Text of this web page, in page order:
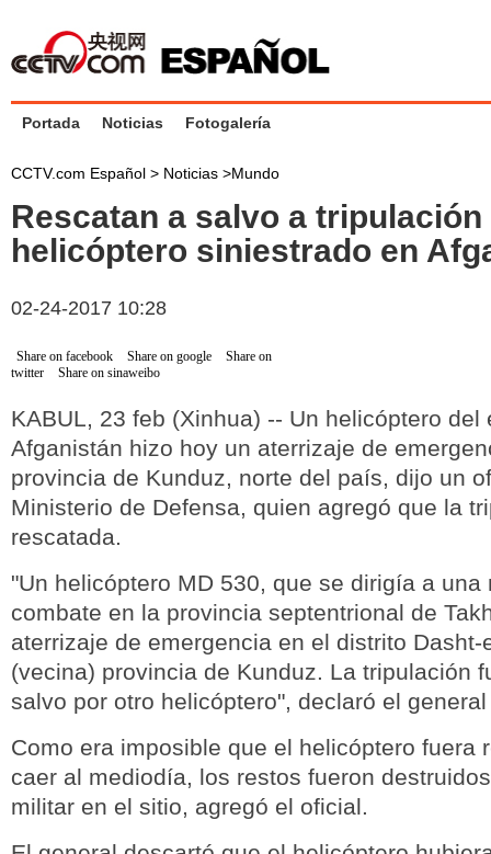
Portada Noticias Fotogalería
CCTV.com Español > Noticias >Mundo
Rescatan a salvo a tripulación
helicóptero siniestrado en
02-24-2017 10:28
Share on facebook Share on google
Share on
twitter
Share on sinaweibo
KABUL, 23 feb (Xinhua) -- Un helicóptero del
Afganistán hizo hoy un aterrizaje de
provincia de Kunduz, norte del país, dijo un
Ministerio de Defensa, quien agregó que la
rescatada.
"Un helicóptero MD 530, que se dirigía a una
combate en la provincia septentrional de
aterrizaje de emergencia en el distrito Dasht-
(vecina) provincia de Kunduz. La tripulación
salvo por otro helicóptero", declaró el
Como era imposible que el helicóptero fuera
caer al mediodía, los restos fueron
militar en el sitio, agregó el oficial.